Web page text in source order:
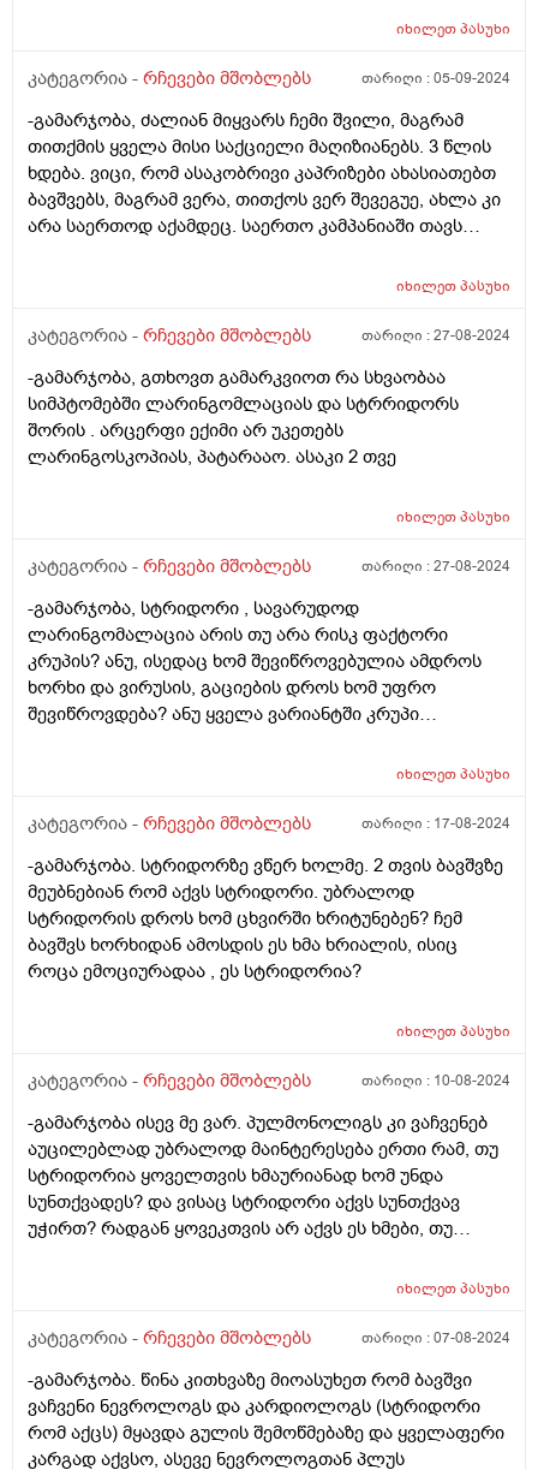
სასწრაფოს და სიცხეს უწევდა მაგ დროს ავარაუდოდო
მაინტერესევს ეს გალურჯება და გათეთრება საშიშია?
იხილეთპასუხი
კატეგორია - რჩევები მშობლებს თარიღი :05-09-2024
-გამარჯობა, ძალიან მიყვარს ჩემი შვილი, მაგრამ
თითქმის ყველა მისი საქციელი მაღიზიანებს. 3 წლის
ხდება. ვიცი, რომ ასაკობრივი კაპრიზები ახასიათებთ
ბავშვებს, მაგრამ ვერა, თითქოს ვერ შევეგუე, ახლა კი
არა საერთოდ აქამდეც. საერთო კამპანიაში თავს
ვერც ის. ძალიან განვიცდი, მასთან გატარებული დრო
გაუგონარია. არ ვიცი ასე რომ ვარ განწყობილი
როგორ მოვიქცე მირჩიეთ.
იხილეთპასუხი
კატეგორია - რჩევები მშობლებს თარიღი :27-08-2024
-გამარჯობა, გთხოვთ გამარკვიოთ რა სხვაობაა
სიმპტომებში ლარინგომლაციას და სტრრიდორს
შორის . არცერფი ექიმი არ უკეთებს
ლარინგოსკოპიას, პატარააო. ასაკი 2 თვე
იხილეთპასუხი
კატეგორია - რჩევები მშობლებს თარიღი :27-08-2024
-გამარჯობა, სტრიდორი , სავარუდოდ
ლარინგომალაცია არის თუ არა რისკ ფაქტორი
კრუპის? ანუ, ისედაც ხომ შევიწროვებულია ამდროს
ხორხი და ვირუსის, გაციების დროს ხომ უფრო
შევიწროვდება? ანუ ყველა ვარიანტში კრუპი
იხილეთპასუხი
კატეგორია - რჩევები მშობლებს თარიღი : 17-08-2024
-გამარჯობა. სტრიდორზე ვწერ ხოლმე. 2 თვის ბავშვზე
მეუბნებიან რომ აქვს სტრიდორი. უბრალოდ
სტრიდორის დროს ხომ ცხვირში ხრიტუნებენ? ჩემ
ბავშვს ხორხიდან ამოსდის ეს ხმა ხრიალის, ისიც
როცა ემოციურადაა , ეს სტრიდორია?
იხილეთპასუხი
კატეგორია - რჩევები მშობლებს თარიღი : 10-08-2024
-გამარჯობა ისევ მე ვარ. პულმონოლიგს კი ვაჩვენებ
აუცილებლად უბრალოდ მაინტერესება ერთი რამ, თუ
სტრიდორია ყოველთვის ხმაურიანად ხომ უნდა
სუნთქვადეს? და ვისაც სტრიდორი აქვს სუნთქვავ
უჭირთ? რადგან ყოვეკთვის არ აქვს ეს ხმები, თუ
ძალიან ეზნიქება ყელთან და გულმკერდთან.იხილეთპასუხი
კატეგორია - რჩევები მშობლებს თარიღი :07-08-2024
-გამარჯობა. წინა კითხვაზე მიოასუხეთ რომ ბავშვი
ვაჩვენი ნევროლოგს და კარდიოლოგს (სტრიდორი
რომ აქცს) მყავდა გულის შემოწმებაზე და ყველაფერი
კარგად აქვსო, ასევე ნევროლოგთან პლუს